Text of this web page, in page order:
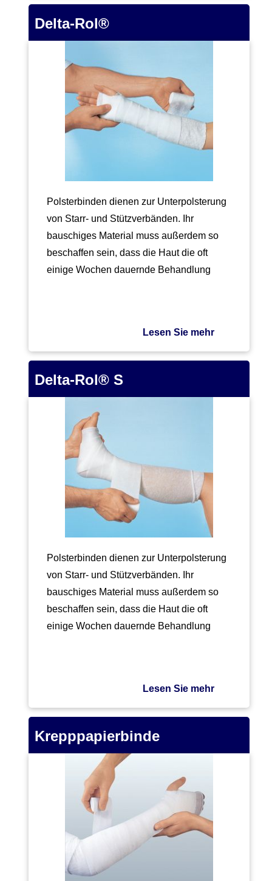
Delta-Rol®
Polsterbinden dienen zur Unterpolsterung
von Starr- und Stützverbänden. Ihr
bauschiges Material muss außerdem so
beschaffen sein, dass die Haut die oft
einige Wochen dauernde Behandlung
Lesen Sie mehr
Delta-Rol® S
Polsterbinden dienen zur Unterpolsterung
von Starr- und Stützverbänden. Ihr
bauschiges Material muss außerdem so
beschaffen sein, dass die Haut die oft
einige Wochen dauernde Behandlung
Lesen Sie mehr
Krepppapierbinde